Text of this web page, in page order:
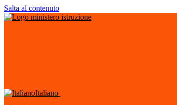
Salta al contenuto
Italiano